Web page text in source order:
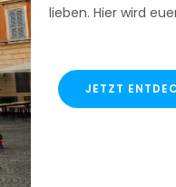
lieben. Hier wird
JETZT